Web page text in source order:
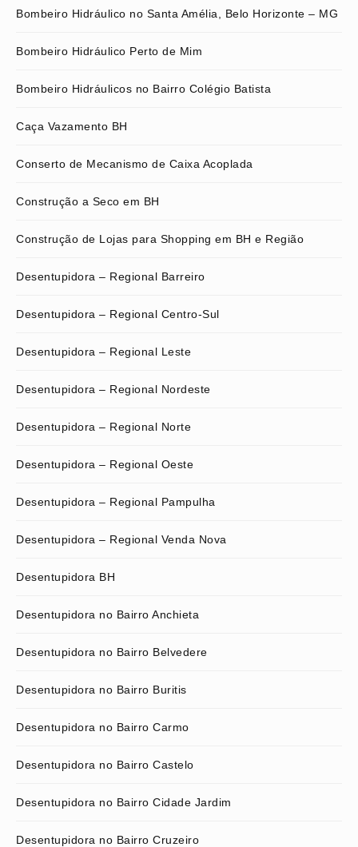
Bombeiro Hidráulico no Santa Amélia, Belo Horizonte – MG
Bombeiro Hidráulico Perto de Mim
Bombeiro Hidráulicos no Bairro Colégio Batista
Caça Vazamento BH
Conserto de Mecanismo de Caixa Acoplada
Construção a Seco em BH
Construção de Lojas para Shopping em BH e Região
Desentupidora – Regional Barreiro
Desentupidora – Regional Centro-Sul
Desentupidora – Regional Leste
Desentupidora – Regional Nordeste
Desentupidora – Regional Norte
Desentupidora – Regional Oeste
Desentupidora – Regional Pampulha
Desentupidora – Regional Venda Nova
Desentupidora BH
Desentupidora no Bairro Anchieta
Desentupidora no Bairro Belvedere
Desentupidora no Bairro Buritis
Desentupidora no Bairro Carmo
Desentupidora no Bairro Castelo
Desentupidora no Bairro Cidade Jardim
Desentupidora no Bairro Cruzeiro